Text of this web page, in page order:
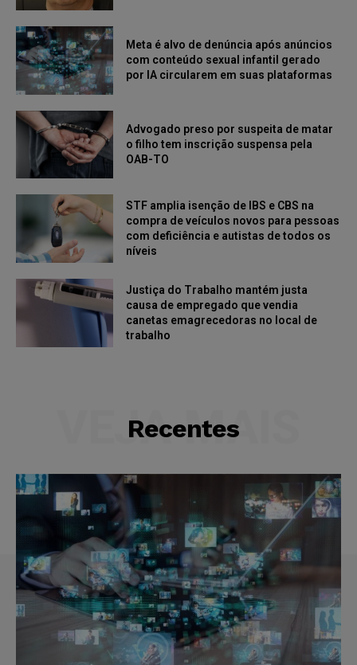
Meta é alvo de denúncia após anúncios
com conteúdo sexual infantil gerado
por IA circularem em suas plataformas
Advogado preso por suspeita de matar
o filho tem inscrição suspensa pela
OAB-TO
STF amplia isenção de IBS e CBS na
compra de veículos novos para pessoas
com deficiência e autistas de todos os
níveis
Justiça do Trabalho mantém justa
causa de empregado que vendia
canetas emagrecedoras no local de
trabalho
Recentes
VEJA MAIS